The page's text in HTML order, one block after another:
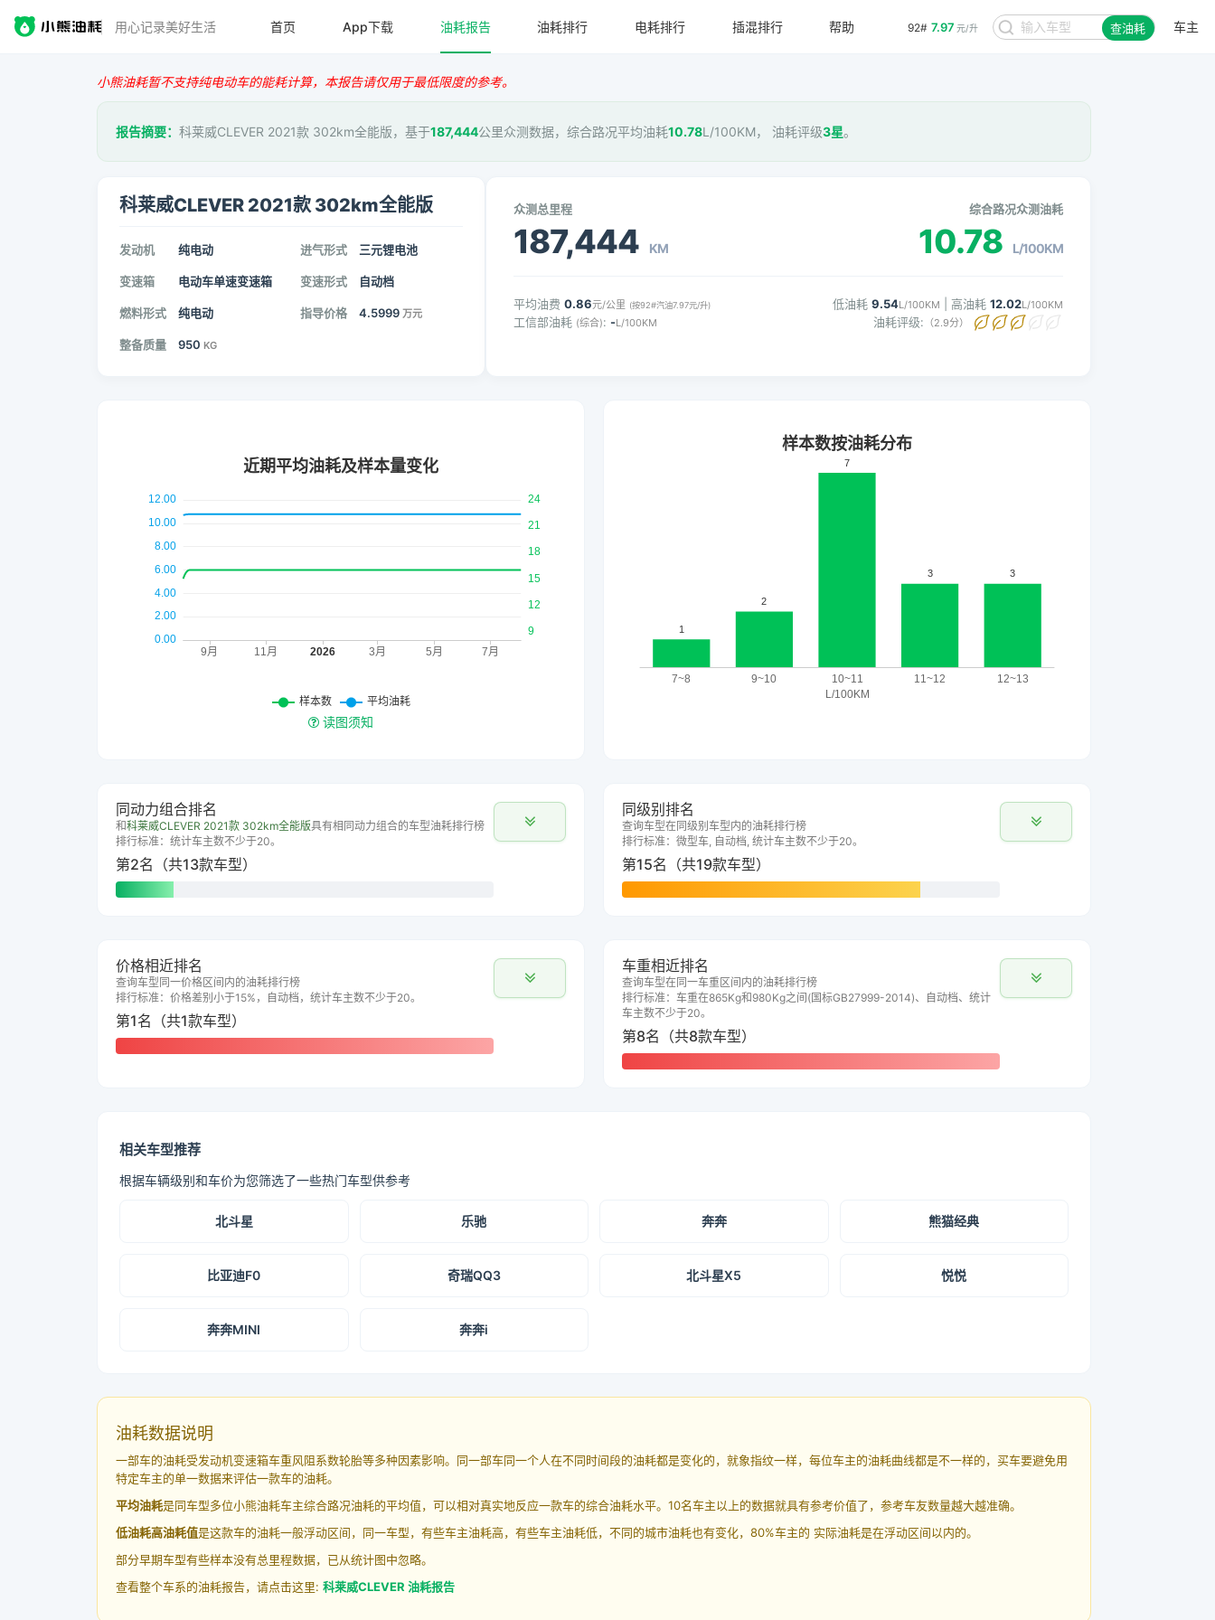
用心记录美好生活 7.97
查油耗 车主
首页 App下载 油耗报告 油耗排行 电耗排行 插混排行 帮助
小熊油耗暂不支持纯电动车的能耗计算，本报告请仅用于最低限度的参考。
报告摘要： 科莱威CLEVER 2021款 302km全能版，基于187,444公里众测数据，综合路况平均油耗10.78L/100KM， 油耗评级3星。
科莱威CLEVER 2021款 302km全能版
发动机 纯电动 进气形式 三元锂电池
变速箱 电动车单速变速箱 变速形式 自动档
燃料形式 纯电动 指导价格 4.5999 万元
整备质量 950 KG
众测总里程
187,444 KM
综合路况众测油耗
10.78 L/100KM
平均油费 0.86元/公里 (按92#汽油7.97元/升)
工信部油耗 (综合): -L/100KM
低油耗 9.54L/100KM | 高油耗 12.02L/100KM
油耗评级: （2.9分）
读图须知
同动力组合排名
和科莱威CLEVER 2021款 302km全能版具有相同动力组合的车型油耗排行榜
排行标准：统计车主数不少于20。
第2名（共13款车型）
同级别排名
查询车型在同级别车型内的油耗排行榜
排行标准：微型车, 自动档, 统计车主数不少于20。
第15名（共19款车型）
价格相近排名
查询车型同一价格区间内的油耗排行榜
排行标准：价格差别小于15%，自动档，统计车主数不少于20。
第1名（共1款车型）
车重相近排名
查询车型在同一车重区间内的油耗排行榜
排行标准：车重在865Kg和980Kg之间(国标GB27999-2014)、自动档、统计
车主数不少于20。
第8名（共8款车型）
相关车型推荐
根据车辆级别和车价为您筛选了一些热门车型供参考
北斗星 乐驰 奔奔 熊猫经典
比亚迪F0 奇瑞QQ3 北斗星X5 悦悦
奔奔MINI 奔奔i
油耗数据说明
一部车的油耗受发动机变速箱车重风阻系数轮胎等多种因素影响。同一部车同一个人在不同时间段的油耗都是变化的，就象指纹一样，每位车主的油耗曲线都是不一样的，买车要避免用
特定车主的单一数据来评估一款车的油耗。
平均油耗是同车型多位小熊油耗车主综合路况油耗的平均值，可以相对真实地反应一款车的综合油耗水平。10名车主以上的数据就具有参考价值了，参考车友数量越大越准确。
低油耗高油耗值是这款车的油耗一般浮动区间，同一车型，有些车主油耗高，有些车主油耗低，不同的城市油耗也有变化，80%车主的 实际油耗是在浮动区间以内的。
部分早期车型有些样本没有总里程数据，已从统计图中忽略。
查看整个车系的油耗报告，请点击这里: 科莱威CLEVER 油耗报告